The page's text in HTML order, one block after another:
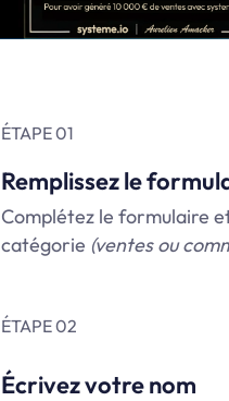
ÉTAPE 01
Remplissez le
Complétez le formulaire
catégorie (ventes ou
ÉTAPE 02
Écrivez votre nom